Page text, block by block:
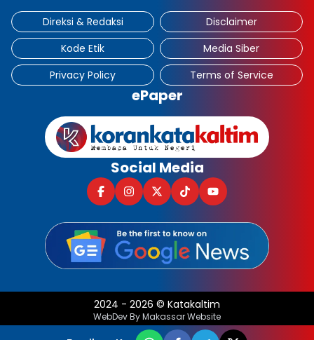
Direksi & Redaksi
Disclaimer
Kode Etik
Media Siber
Privacy Policy
Terms of Service
ePaper
Social Media
2024 - 2026 © Katakaltim
WebDev By Makassar Website